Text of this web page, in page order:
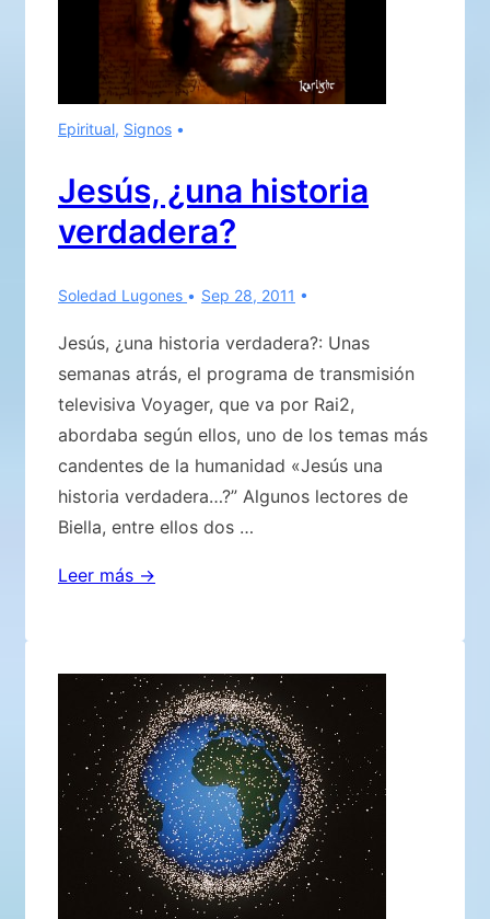
Epiritual, Signos
Jesús, ¿una historia
verdadera?
Soledad Lugones Sep 28, 2011
Jesús, ¿una historia verdadera?: Unas
semanas atrás, el programa de transmisión
televisiva Voyager, que va por Rai2,
abordaba según ellos, uno de los temas más
candentes de la humanidad «Jesús una
historia verdadera…?” Algunos lectores de
Biella, entre ellos dos …
Jesús,
Leer más →